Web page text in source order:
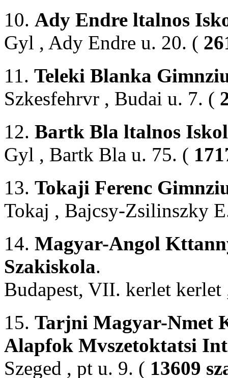
10. Ady Endre ltalnos
Gyl , Ady Endre u. 20. (
11. Teleki Blanka
Szkesfehrvr , Budai u. 7. (
12. Bartk Bla ltalnos
Gyl , Bartk Bla u. 75. (
13. Tokaji Ferenc
Tokaj , Bajcsy-Zsilinszky
14. Magyar-Angol
Szakiskola.
Budapest, VII. kerlet
15. Tarjni Magyar-Nmet
Alapfok Mvszetoktatsi
Szeged , pt u. 9. ( 13609